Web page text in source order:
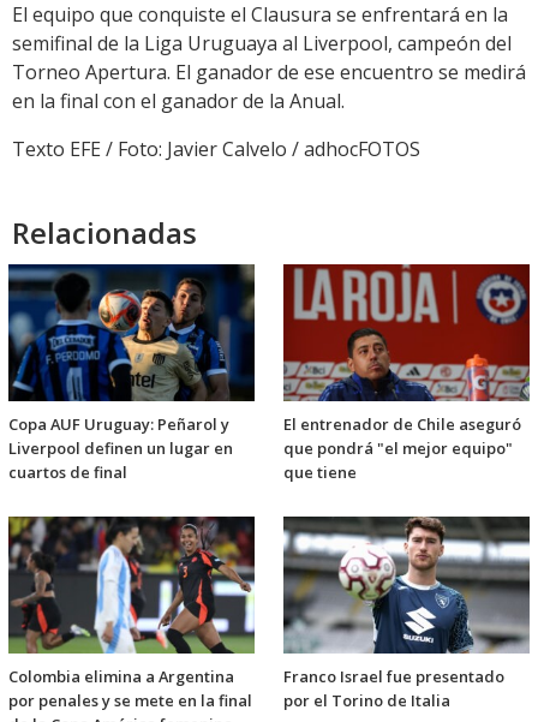
El equipo que conquiste el Clausura se enfrentará en la
semifinal de la Liga Uruguaya al Liverpool, campeón del
Torneo Apertura. El ganador de ese encuentro se medirá
en la final con el ganador de la Anual.
Texto EFE / Foto: Javier Calvelo / adhocFOTOS
Relacionadas
Copa AUF Uruguay: Peñarol y
Liverpool definen un lugar en
cuartos de final
El entrenador de Chile aseguró
que pondrá "el mejor equipo"
que tiene
Colombia elimina a Argentina
por penales y se mete en la final
Franco Israel fue presentado
por el Torino de Italia